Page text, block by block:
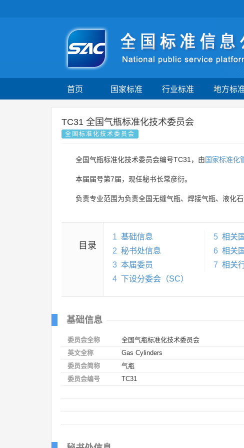
首页 国家标准 行业标准 地方标
TC31 全国气瓶标准化技术委员会
全国标准化技术委员会
全国气瓶标准化技术委员会编号TC31，由国家标准化
本届届号第7届，现任秘书长常彦衍。
负责专业范围为负责全国无缝气瓶、焊接气瓶、液化
目录
1 基础信息
2 秘书处信息
3 本届委员
4 下设分委会（SC）
5 相关
6 相关
7 相关
基础信息
委员会全称
全国气瓶标准化技术委员会
英文全称
Gas Cylinders
委员会简称
气瓶
委员会编号
TC31